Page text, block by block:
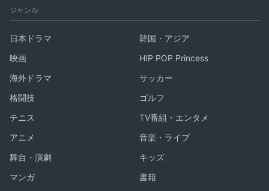
ジャンル
日本ドラマ
韓国・アジア
映画
HIP POP Princess
海外ドラマ
サッカー
格闘技
ゴルフ
テニス
TV番組・エンタメ
アニメ
音楽・ライブ
舞台・演劇
キッズ
マンガ
書籍